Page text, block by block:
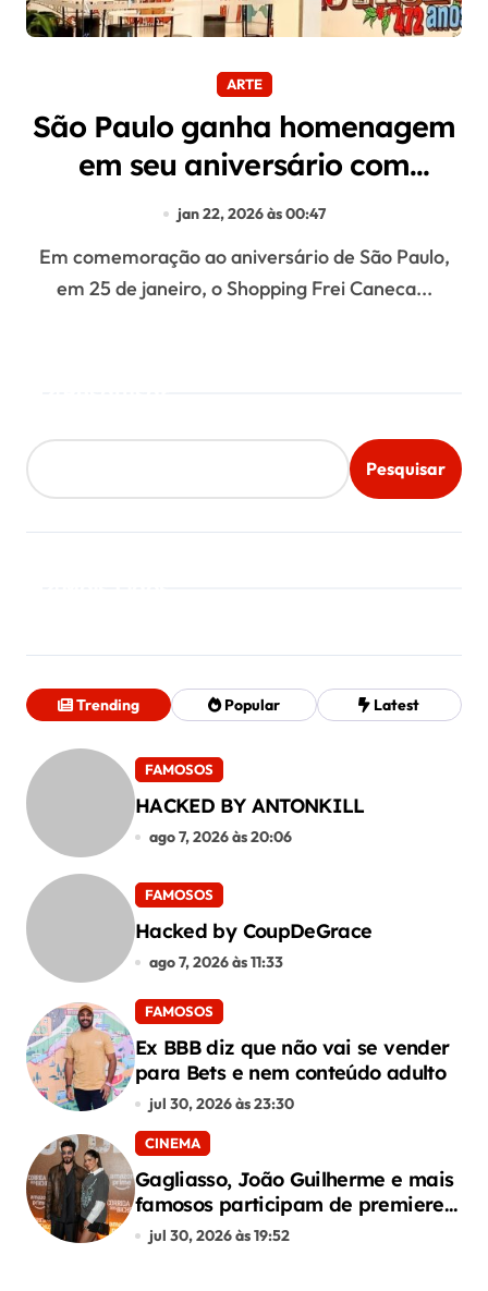
ARTE
São Paulo ganha homenagem
em seu aniversário com
exposição interativa
jan 22, 2026 às 00:47
Em comemoração ao aniversário de São Paulo,
em 25 de janeiro, o Shopping Frei Caneca...
Pesquisar
Trending Popular Latest
FAMOSOS
HACKED BY ANTONKILL
ago 7, 2026 às 20:06
FAMOSOS
Hacked by CoupDeGrace
ago 7, 2026 às 11:33
FAMOSOS
Ex BBB diz que não vai se vender
para Bets e nem conteúdo adulto
jul 30, 2026 às 23:30
CINEMA
Gagliasso, João Guilherme e mais
famosos participam de premiere
de “Corrida dos Bichos”
jul 30, 2026 às 19:52